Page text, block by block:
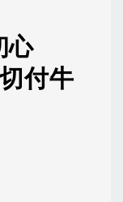
心
付牛